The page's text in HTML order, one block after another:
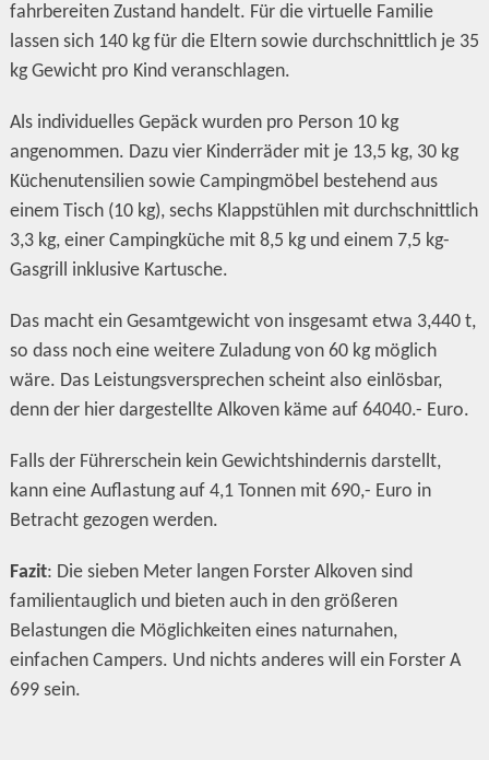
fahrbereiten Zustand handelt. Für die virtuelle Familie
lassen sich 140 kg für die Eltern sowie durchschnittlich je 35
kg Gewicht pro Kind veranschlagen.
Als individuelles Gepäck wurden pro Person 10 kg
angenommen. Dazu vier Kinderräder mit je 13,5 kg, 30 kg
Küchenutensilien sowie Campingmöbel bestehend aus
einem Tisch (10 kg), sechs Klappstühlen mit durchschnittlich
3,3 kg, einer Campingküche mit 8,5 kg und einem 7,5 kg-
Gasgrill inklusive Kartusche.
Das macht ein Gesamtgewicht von insgesamt etwa 3,440 t,
so dass noch eine weitere Zuladung von 60 kg möglich
wäre. Das Leistungsversprechen scheint also einlösbar,
denn der hier dargestellte Alkoven käme auf 64040.- Euro.
Falls der Führerschein kein Gewichtshindernis darstellt,
kann eine Auflastung auf 4,1 Tonnen mit 690,- Euro in
Betracht gezogen werden.
Fazit: Die sieben Meter langen Forster Alkoven sind
familientauglich und bieten auch in den größeren
Belastungen die Möglichkeiten eines naturnahen,
einfachen Campers. Und nichts anderes will ein Forster A
699 sein.